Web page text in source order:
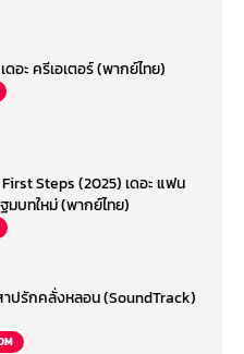
อะ ครีเอเตอร์ (พากย์ไทย)
Steps (2025) เดอะ แฟน
บทใหม่ (พากย์ไทย)
ปรักคลั่งหลอน (SoundTrack)